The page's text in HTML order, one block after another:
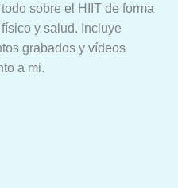
sobre el HIIT de forma
y salud. I ncluye
grabados y vídeos
a mi.